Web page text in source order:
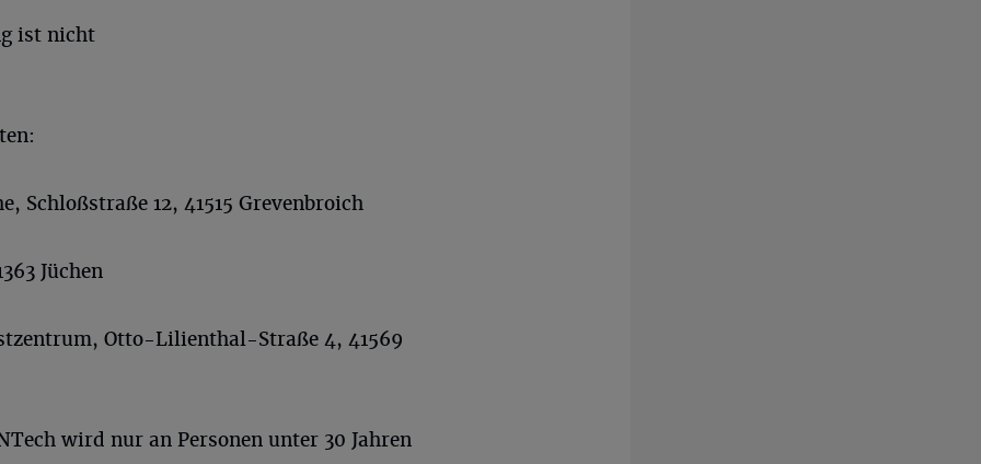
ist nicht
Schloßstraße 12, 41515 Grevenbroich
Jüchen
Otto-Lilienthal-Straße 4, 41569
wird nur an Personen unter 30 Jahren